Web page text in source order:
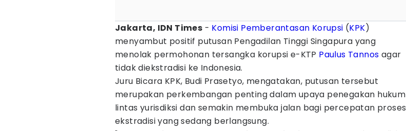
Jakarta, IDN Times - Komisi Pemberantasan Korupsi (KPK)
menyambut positif putusan Pengadilan Tinggi Singapura yang
menolak permohonan tersangka korupsi e-KTP Paulus Tannos agar
tidak diekstradisi ke Indonesia.
Juru Bicara KPK, Budi Prasetyo, mengatakan, putusan tersebut
merupakan perkembangan penting dalam upaya penegakan hukum
lintas yurisdiksi dan semakin membuka jalan bagi percepatan proses
ekstradisi yang sedang berlangsung.